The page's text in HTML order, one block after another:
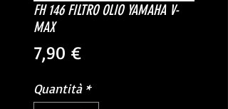
FH 146 FILTRO OLIO YAMAHA V-
MAX
7,90 €Prezzo
Quantità *